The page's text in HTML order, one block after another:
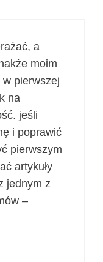
a
moim
pierwszej
na
jeśli
i poprawić
pierwszym
artykuły
jednym z
–